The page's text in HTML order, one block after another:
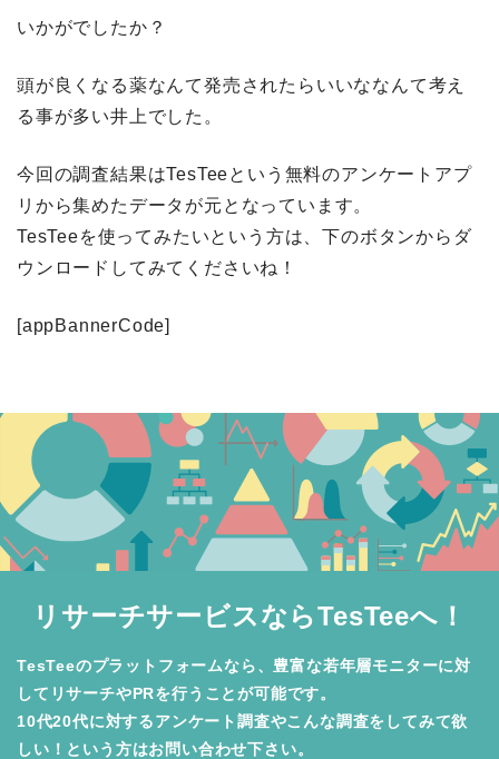
いかがでしたか？
頭が良くなる薬なんて発売されたらいいななんて考え
る事が多い井上でした。
今回の調査結果はTesTeeという無料のアンケートアプ
リから集めたデータが元となっています。
TesTeeを使ってみたいという方は、下のボタンからダ
ウンロードしてみてくださいね！
[appBannerCode]
リサーチサービスならTesTeeへ！
TesTeeのプラットフォームなら、豊富な若年層モニターに対
してリサーチやPRを行うことが可能です。
10代20代に対するアンケート調査やこんな調査をしてみて欲
しい！という方はお問い合わせ下さい。